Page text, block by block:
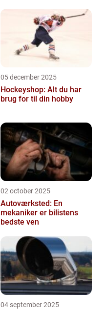
05 december 2025
Hockeyshop: Alt du har
brug for til din hobby
02 october 2025
Autoværksted: En
mekaniker er bilistens
bedste ven
04 september 2025